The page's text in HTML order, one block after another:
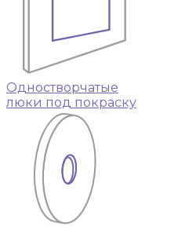
Одностворчатые
люки под покраску